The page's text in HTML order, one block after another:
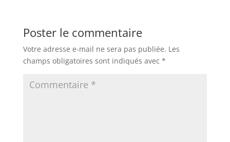
Poster le commentaire
Votre adresse e-mail ne sera pas publiée. Les
champs obligatoires sont indiqués avec *